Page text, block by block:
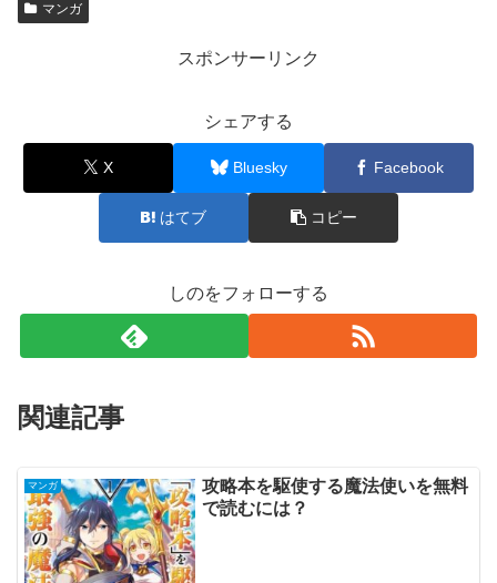
マンガ
スポンサーリンク
シェアする
X Bluesky Facebook
はてブ コピー
しのをフォローする
関連記事
マンガ
攻略本を駆使する魔法使いを無料
で読むには？